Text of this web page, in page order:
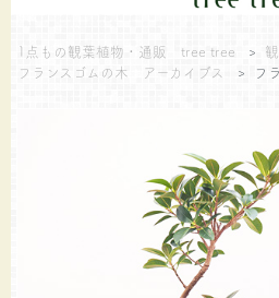
1点もの観葉植物・通販 tree tree >
フランスゴムの木 アーカイブス
> フ